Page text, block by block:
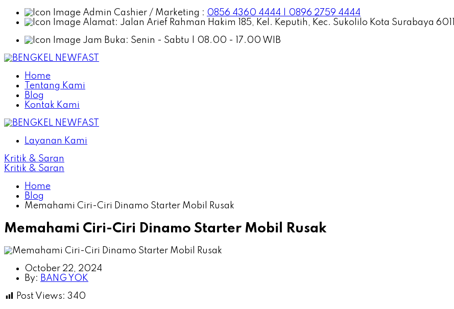
Admin Cashier / Marketing : 0856 4360 4444 | 0896 2759 4444
Alamat: Jalan Arief Rahman Hakim 185, Kel. Keputih, Kec. Sukolilo Kota Surabaya 60111
Jam Buka: Senin - Sabtu | 08.00 - 17.00 WIB
Home
Tentang Kami
Blog
Kontak Kami
Layanan Kami
Kritik & Saran
Kritik & Saran
Home
Blog
Memahami Ciri-Ciri Dinamo Starter Mobil Rusak
Memahami Ciri-Ciri Dinamo Starter Mobil Rusak
October 22, 2024
By: BANG YOK
Post Views: 340